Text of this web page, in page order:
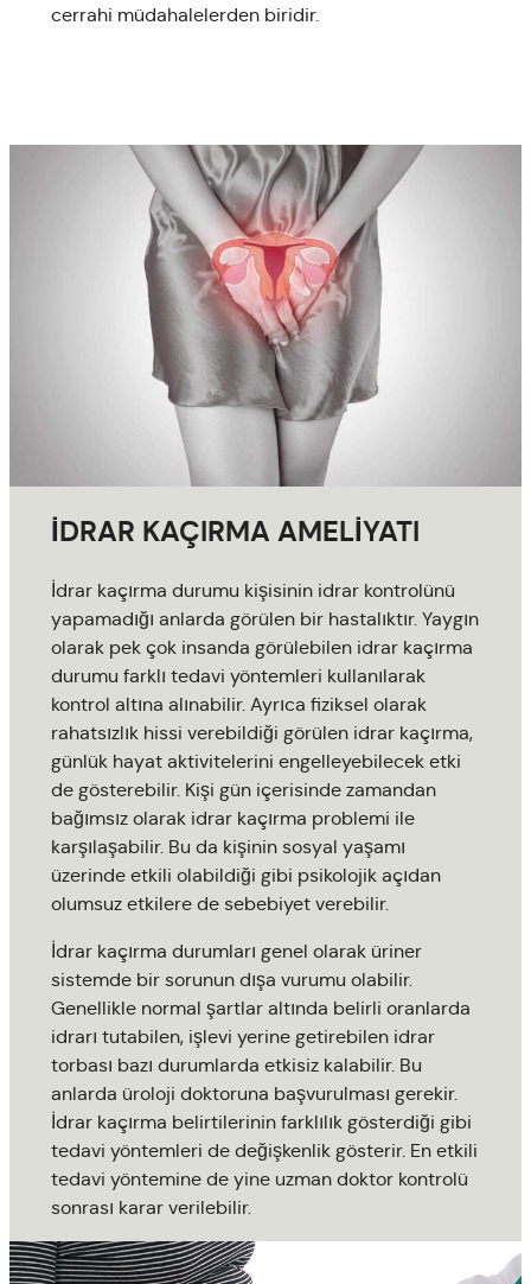
cerrahi müdahalelerden biridir.
İDRAR KAÇIRMA AMELİYATI
İdrar kaçırma durumu kişisinin idrar kontrolünü
yapamadığı anlarda görülen bir hastalıktır. Yaygın
olarak pek çok insanda görülebilen idrar kaçırma
durumu farklı tedavi yöntemleri kullanılarak
kontrol altına alınabilir. Ayrıca fiziksel olarak
rahatsızlık hissi verebildiği görülen idrar kaçırma,
günlük hayat aktivitelerini engelleyebilecek etki
de gösterebilir. Kişi gün içerisinde zamandan
bağımsız olarak idrar kaçırma problemi ile
karşılaşabilir. Bu da kişinin sosyal yaşamı
üzerinde etkili olabildiği gibi psikolojik açıdan
olumsuz etkilere de sebebiyet verebilir.
İdrar kaçırma durumları genel olarak üriner
sistemde bir sorunun dışa vurumu olabilir.
Genellikle normal şartlar altında belirli oranlarda
idrarı tutabilen, işlevi yerine getirebilen idrar
torbası bazı durumlarda etkisiz kalabilir. Bu
anlarda üroloji doktoruna başvurulması gerekir.
İdrar kaçırma belirtilerinin farklılık gösterdiği gibi
tedavi yöntemleri de değişkenlik gösterir. En etkili
tedavi yöntemine de yine uzman doktor kontrolü
sonrası karar verilebilir.